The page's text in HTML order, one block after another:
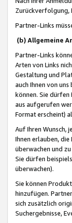
Zurückverfolgung,
Partner-Links
(b) Allgemeine
Partner-Links
Arten von Links
Gestaltung und
auch Ihnen von
können. Sie dürfen
aus aufgerufen
Format erscheint)
Auf Ihren Wunsch,
Ihnen erlauben,
überwachen und
Sie dürfen
überwachen).
Sie können
hinzufügen.
sich zusätzlich
Suchergebnisse,